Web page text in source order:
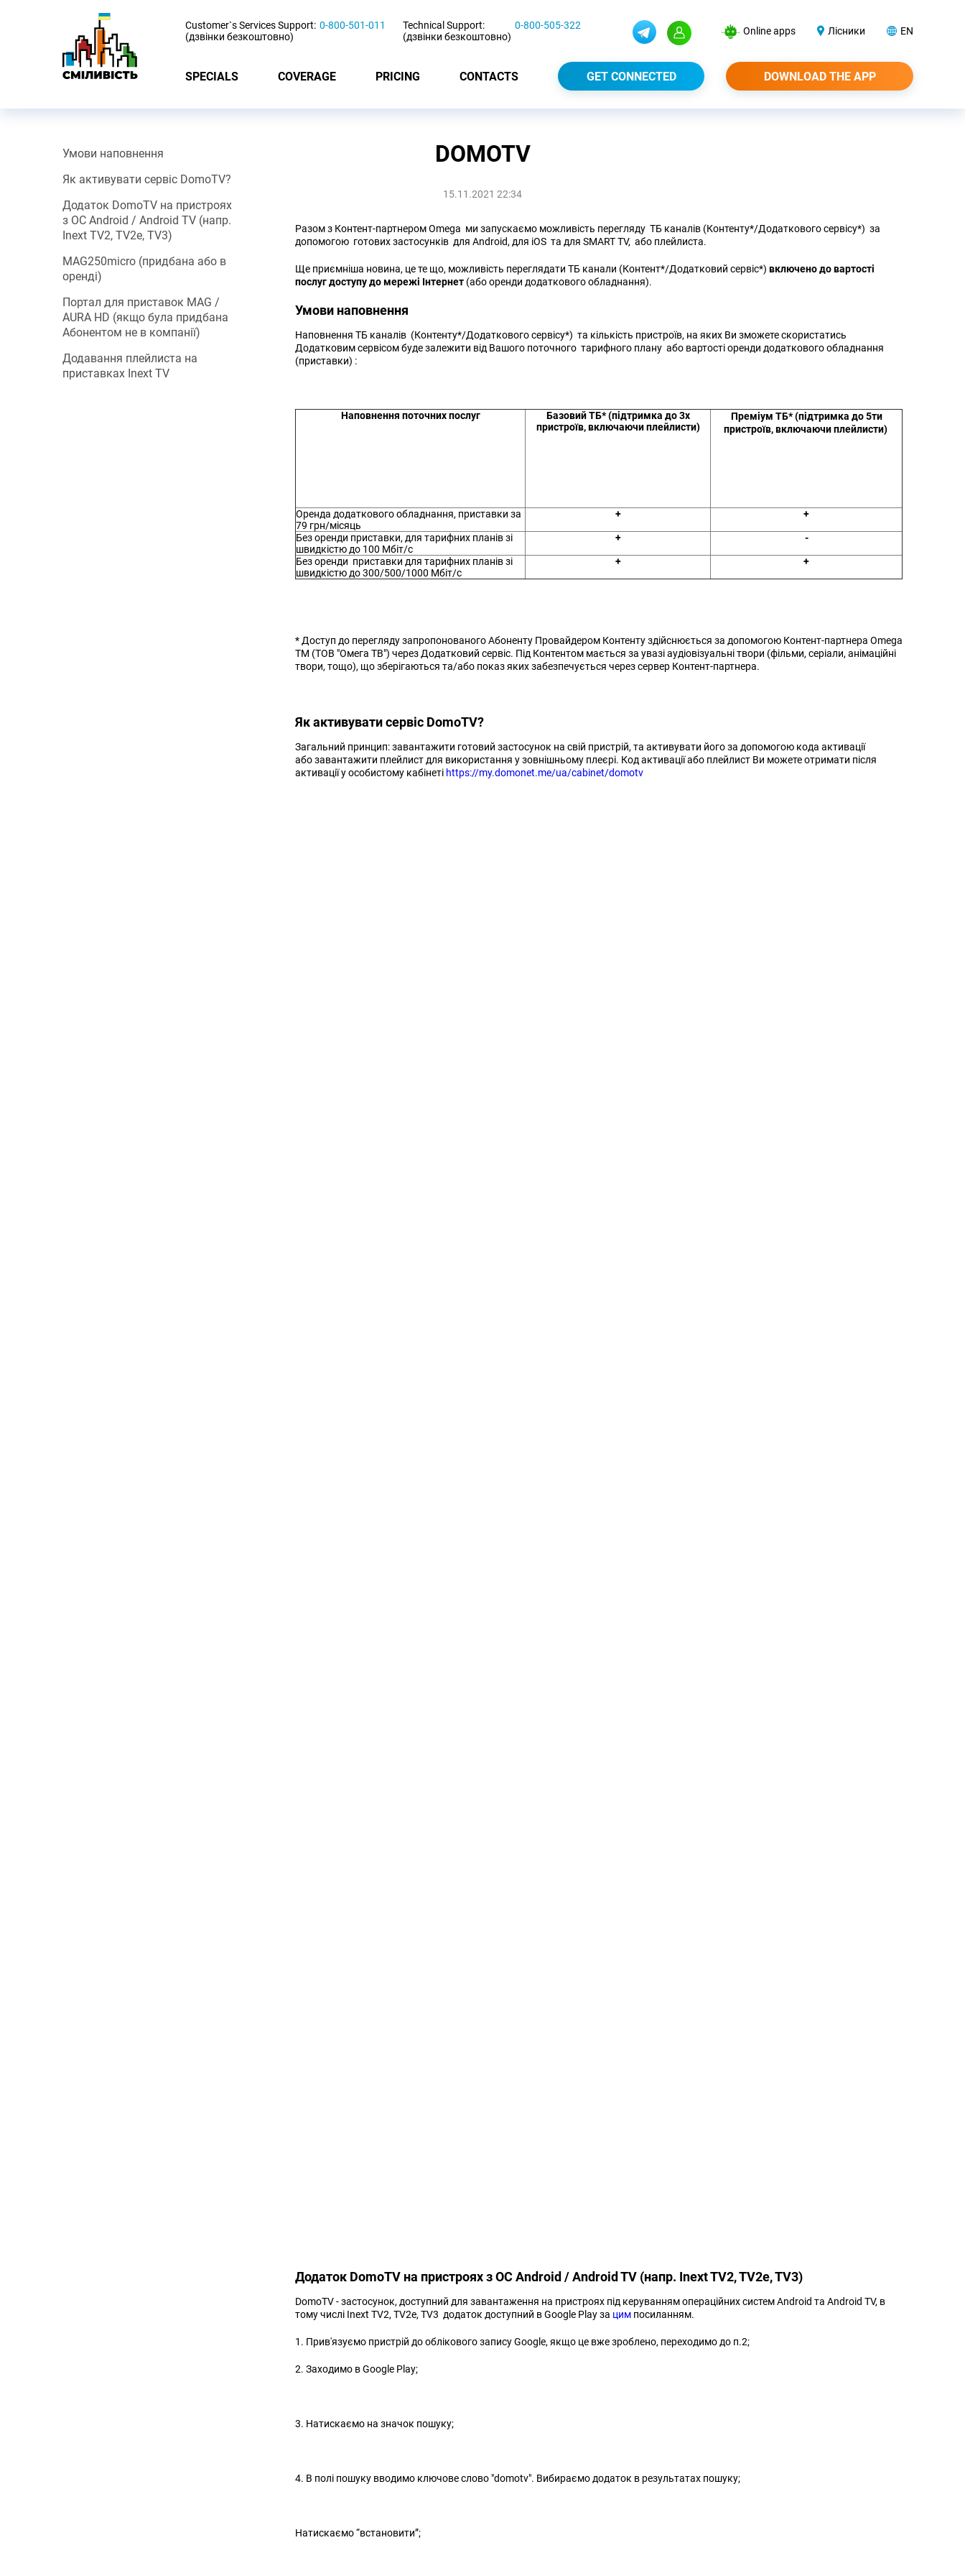
Customer`s Services Support:
(дзвінки безкоштовно)
0-800-501-011
Technical Support:
(дзвінки безкоштовно)
0-800-505-322 Online apps Лісники EN
SPECIALS COVERAGE PRICING CONTACTS GET CONNECTED DOWNLOAD THE APP
Умови наповнення
Як активувати сервіс DomoTV?
Додаток DomoTV на пристроях
з ОС Android / Android TV (напр.
Inext TV2, TV2e, TV3)
MAG250micro (придбана або в
оренді)
Портал для приставок MAG /
AURA HD (якщо була придбана
Абонентом не в компанії)
Додавання плейлиста на
приставках Inext TV
DOMOTV
15.11.2021 22:34
Разом з Контент-партнером Omega ми запускаємо можливість перегляду ТБ каналів (Контенту*/Додаткового сервісу*) за
допомогою готових застосунків для Android, для iOS та для SMART TV, або плейлиста.
Ще приємніша новина, це те що, можливість переглядати ТБ канали (Контент*/Додатковий сервіс*) включено до вартості
послуг доступу до мережі Інтернет (або оренди додаткового обладнання).
Умови наповнення
Наповнення ТБ каналів (Контенту*/Додаткового сервісу*) та кількість пристроїв, на яких Ви зможете скористатись
Додатковим сервісом буде залежити від Вашого поточного тарифного плану або вартості оренди додаткового обладнання
(приставки) :
Наповнення поточних послуг
Базовий ТБ* (підтримка до 3х
пристроїв, включаючи плейлисти)
Преміум ТБ* (підтримка до 5ти
пристроїв, включаючи плейлисти)
Оренда додаткового обладнання, приставки за
79 грн/місяць
+ +
Без оренди приставки, для тарифних планів зі
швидкістю до 100 Мбіт/с
+ -
Без оренди приставки для тарифних планів зі
швидкістю до 300/500/1000 Мбіт/с
+ +
* Доступ до перегляду запропонованого Абоненту Провайдером Контенту здійснюється за допомогою Контент-партнера Omega
ТМ (ТОВ "Омега ТВ") через Додатковий сервіс. Під Контентом мається за увазі аудіовізуальні твори (фільми, серіали, анімаційні
твори, тощо), що зберігаються та/або показ яких забезпечується через сервер Контент-партнера.
Як активувати сервіс DomoTV?
Загальний принцип: завантажити готовий застосунок на свій пристрій, та активувати його за допомогою кода активації
або завантажити плейлист для використання у зовнішньому плеєрі. Код активації або плейлист Ви можете отримати після
активації у особистому кабінеті https://my.domonet.me/ua/cabinet/domotv
Додаток DomoTV на пристроях з ОС Android / Android TV (напр. Inext TV2, TV2e, TV3)
DomoTV - застосунок, доступний для завантаження на пристроях під керуванням операційних систем Android та Аndroid TV, в
тому числі Inext TV2, TV2e, TV3 додаток доступний в Google Play за цим посиланням.
1. Прив'язуємо пристрій до облікового запису Google, якщо це вже зроблено, переходимо до п.2;
2. Заходимо в Google Play;
3. Натискаємо на значок пошуку;
4. В полі пошуку вводимо ключове слово "domotv". Вибираємо додаток в результатах пошуку;
Натискаємо “встановити”;